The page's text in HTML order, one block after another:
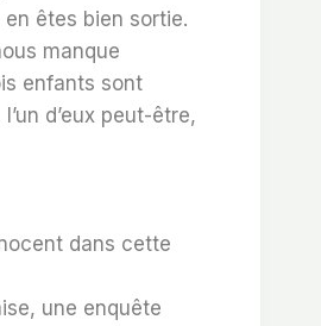
êtes bien sortie.
manque
enfants sont
d’eux peut-être,
dans cette
une enquête